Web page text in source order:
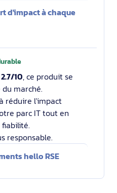
d'impact à chaque
2.7/10, ce produit se
marché.
réduire l'impact
parc IT tout en
responsable.
hello RSE